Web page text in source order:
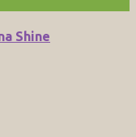
Shine